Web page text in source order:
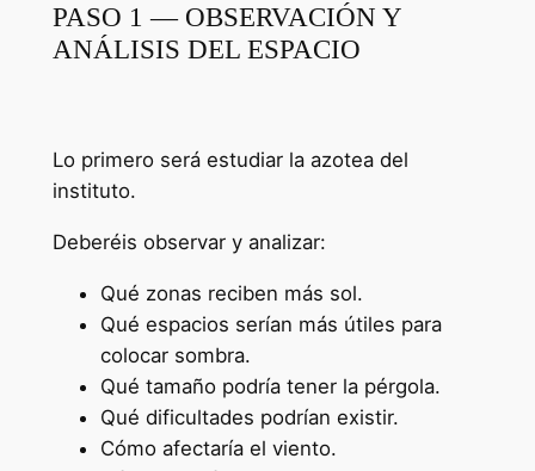
PASO 1 — OBSERVACIÓN Y
ANÁLISIS DEL ESPACIO
Lo primero será estudiar la azotea del
instituto.
Deberéis observar y analizar:
Qué zonas reciben más sol.
Qué espacios serían más útiles para
colocar sombra.
Qué tamaño podría tener la pérgola.
Qué dificultades podrían existir.
Cómo afectaría el viento.